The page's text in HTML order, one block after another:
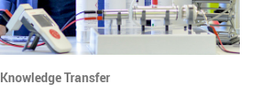
Knowledge Transfer